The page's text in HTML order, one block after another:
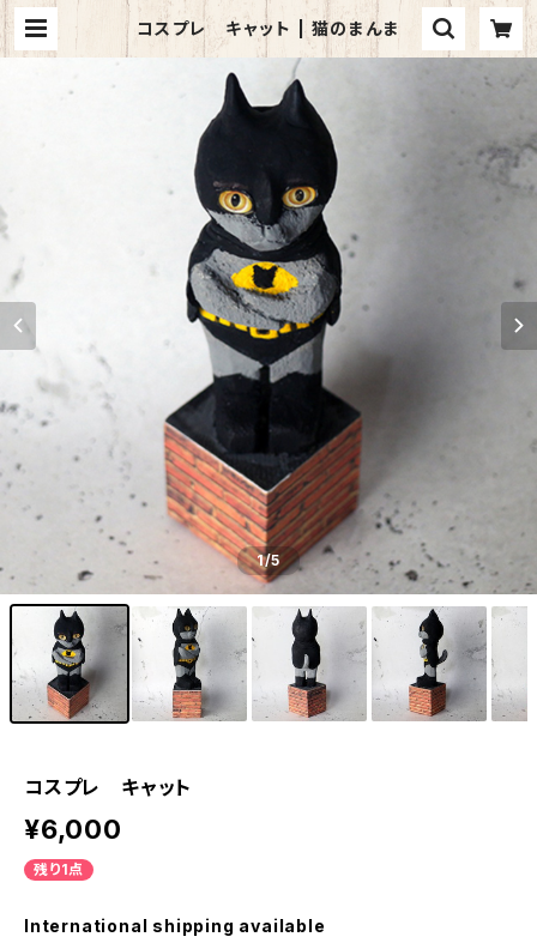
コスプレ キャット | 猫のまんま
1/5
コスプレ キャット
¥6,000
残り1点
International shipping available